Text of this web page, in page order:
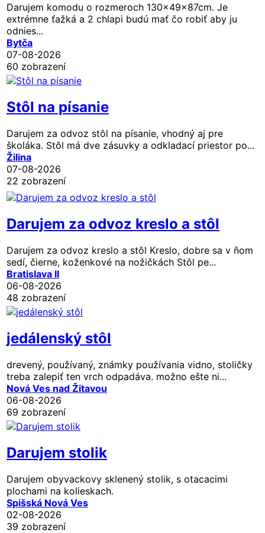
Darujem komodu o rozmeroch 130x49x87cm. Je
extrémne ťažká a 2 chlapi budú mať čo robiť aby ju
odnies...
Bytča
07-08-2026
60 zobrazení
Stôl na písanie
Darujem za odvoz stôl na písanie, vhodný aj pre
školáka. Stôl má dve zásuvky a odkladací priestor po...
Žilina
07-08-2026
22 zobrazení
Darujem za odvoz kreslo a stôl
Darujem za odvoz kreslo a stôl Kreslo, dobre sa v ňom
sedí, čierne, koženkové na nožičkách Stôl pe...
Bratislava II
06-08-2026
48 zobrazení
jedálenský stôl
drevený, používaný, známky používania vidno, stoličky
treba zalepiť ten vrch odpadáva. možno ešte ni...
Nová Ves nad Žitavou
06-08-2026
69 zobrazení
Darujem stolik
Darujem obyvackovy sklenený stolik, s otacacimi
plochami na kolieskach.
Spišská Nová Ves
02-08-2026
39 zobrazení